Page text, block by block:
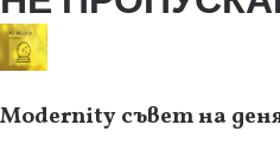
Modernity съвет на